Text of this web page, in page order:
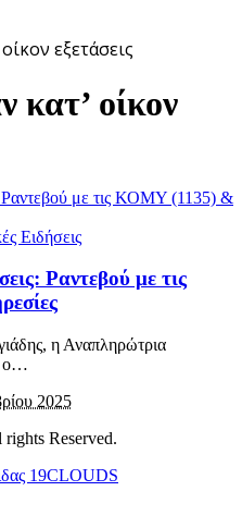
εξετάσεις
κατ’ οίκον
Ειδήσεις
Ραντεβού με τις
η Αναπληρώτρια
…
2025
Reserved.
19CLOUDS